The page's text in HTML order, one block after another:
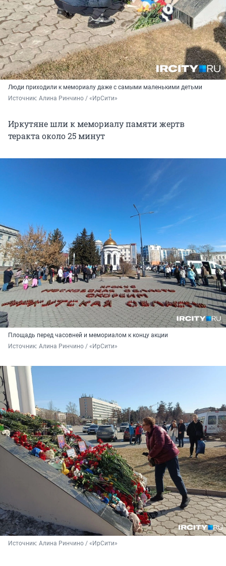
Люди приходили к мемориалу даже с самыми маленькими детьми
Источник: Алина Ринчино / «ИрСити»
Иркутяне шли к мемориалу памяти жертв
теракта около 25 минут
Площадь перед часовней и мемориалом к концу акции
Источник: Алина Ринчино / «ИрСити»
Источник: Алина Ринчино / «ИрСити»